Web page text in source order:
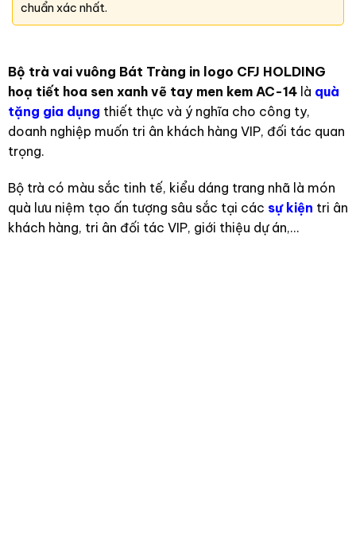
chuẩn xác nhất.
Bộ trà vai vuông Bát Tràng in logo CFJ HOLDING
hoạ tiết hoa sen xanh vẽ tay men kem AC-14là quà
tặng gia dụng thiết thực và ý nghĩa cho công ty,
doanh nghiệp muốn tri ân khách hàng VIP, đối tác quan
trọng.
Bộ trà có màu sắc tinh tế, kiểu dáng trang nhã là món
quà lưu niệm tạo ấn tượng sâu sắc tại các sự kiện tri ân
khách hàng, tri ân đối tác VIP, giới thiệu dự án,…